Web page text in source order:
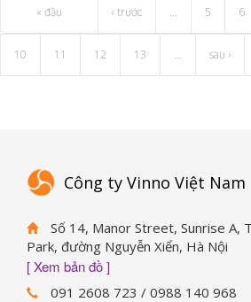
« đầu ‹ trước … 5 6
10 11 12 13 … sau ›
Công ty Vinno Việt Nam
Số 14, Manor Street, Sunrise A,
Park, đường Nguyễn Xiển, Hà Nội
[ Xem bản đồ ]
091 2608 723 / 0988 140 968